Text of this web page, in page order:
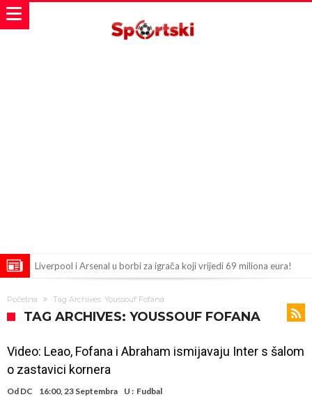
Liverpool i Arsenal u borbi za igrača koji vrijedi 69 miliona eura!
napokon poznat
Engleski reprezentativac optužen za napad u noćnom klubu
Ko je uvjerio Rodrija da izabere Barcelonu?
Početna Tag Archives: Youssouf Fofana
TAG ARCHIVES: YOUSSOUF FOFANA
Video: Leao, Fofana i Abraham ismijavaju Inter s šalom
o zastavici kornera
Od DC 16:00, 23 Septembra U : Fudbal